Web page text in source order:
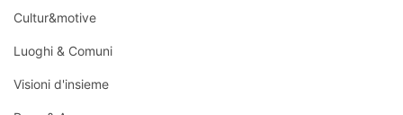
Cultur&motive
Luoghi & Comuni
Visioni d'insieme